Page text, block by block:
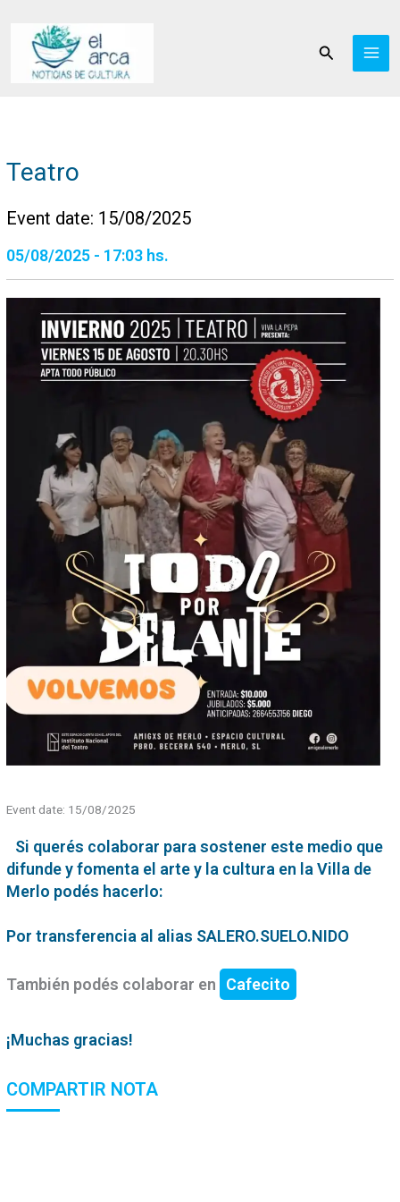
contenido
Buscar
Teatro
Event date: 15/08/2025
05/08/2025 - 17:03 hs.
Event date: 15/08/2025
Si querés colaborar para sostener este medio que
difunde y fomenta el arte y la cultura en la Villa de
Merlo podés hacerlo:
Por transferencia al alias SALERO.SUELO.NIDO
También podés colaborar en Cafecito
¡Muchas gracias!
COMPARTIR NOTA